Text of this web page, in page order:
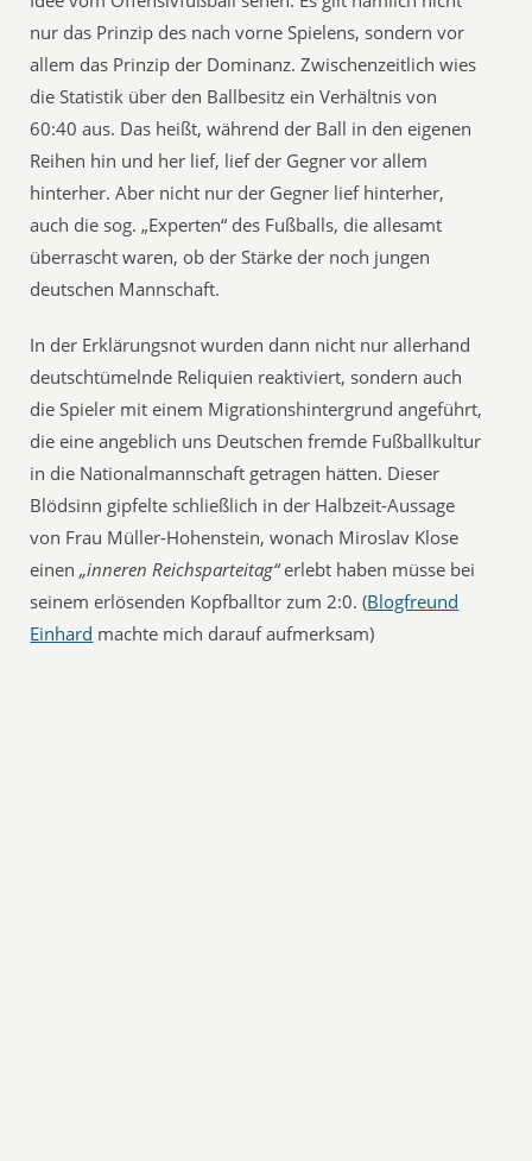
nur das Prinzip des nach vorne Spielens, sondern vor
allem das Prinzip der Dominanz. Zwischenzeitlich wies
die Statistik über den Ballbesitz ein Verhältnis von
60:40 aus. Das heißt, während der Ball in den eigenen
Reihen hin und her lief, lief der Gegner vor allem
hinterher. Aber nicht nur der Gegner lief hinterher,
auch die sog. „Experten“ des Fußballs, die allesamt
überrascht waren, ob der Stärke der noch jungen
deutschen Mannschaft.
In der Erklärungsnot wurden dann nicht nur allerhand
deutschtümelnde Reliquien reaktiviert, sondern auch
die Spieler mit einem Migrationshintergrund angeführt,
die eine angeblich uns Deutschen fremde Fußballkultur
in die Nationalmannschaft getragen hätten. Dieser
Blödsinn gipfelte schließlich in der Halbzeit-Aussage
von Frau Müller-Hohenstein, wonach Miroslav Klose
einen„inneren Reichsparteitag“erlebt haben müsse bei
seinem erlösenden Kopfballtor zum 2:0. (Blogfreund
Einhard machte mich darauf aufmerksam)